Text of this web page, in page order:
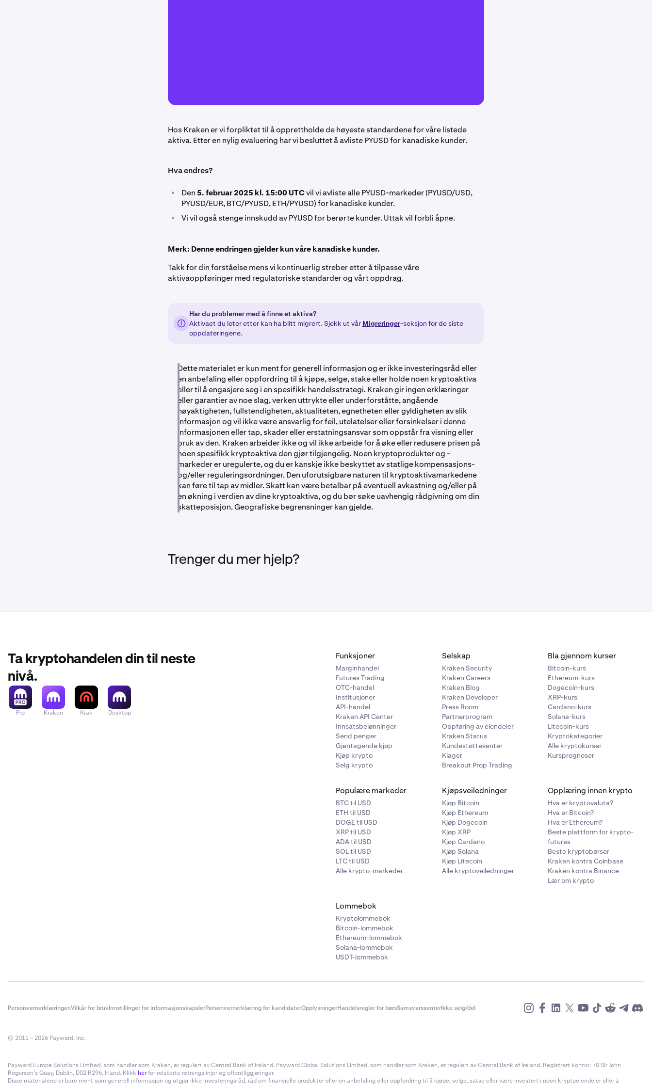
Hos Kraken er vi forpliktet til å opprettholde de høyeste standardene for våre listede
aktiva. Etter en nylig evaluering har vi besluttet å avliste PYUSD for kanadiske kunder.
Hva endres?
• Den 5. februar 2025 kl. 15:00 UTCvil vi avliste alle PYUSD-markeder (PYUSD/USD,
PYUSD/EUR, BTC/PYUSD, ETH/PYUSD) for kanadiske kunder.
• Vi vil også stenge innskudd av PYUSD for berørte kunder. Uttak vil forbli åpne.
Merk: Denne endringen gjelder kun våre kanadiske kunder.
Takk for din forståelse mens vi kontinuerlig streber etter å tilpasse våre
aktivaoppføringer med regulatoriske standarder og vårt oppdrag.
Har du problemer med å finne et aktiva?
Aktivaet du leter etter kan ha blitt migrert. Sjekk ut vår Migreringer-seksjon for de siste
oppdateringene.
Dette materialet er kun ment for generell informasjon og er ikke investeringsråd eller
en anbefaling eller oppfordring til å kjøpe, selge, stake eller holde noen kryptoaktiva
eller til å engasjere seg i en spesifikk handelsstrategi. Kraken gir ingen erklæringer
eller garantier av noe slag, verken uttrykte eller underforståtte, angående
nøyaktigheten, fullstendigheten, aktualiteten, egnetheten eller gyldigheten av slik
informasjon og vil ikke være ansvarlig for feil, utelatelser eller forsinkelser i denne
informasjonen eller tap, skader eller erstatningsansvar som oppstår fra visning eller
bruk av den. Kraken arbeider ikke og vil ikke arbeide for å øke eller redusere prisen på
noen spesifikk kryptoaktiva den gjør tilgjengelig. Noen kryptoprodukter og -
markeder er uregulerte, og du er kanskje ikke beskyttet av statlige kompensasjons-
og/eller reguleringsordninger. Den uforutsigbare naturen til kryptoaktivamarkedene
kan føre til tap av midler. Skatt kan være betalbar på eventuell avkastning og/eller på
en økning i verdien av dine kryptoaktiva, og du bør søke uavhengig rådgivning om din
skatteposisjon. Geografiske begrensninger kan gjelde.
Trenger du mer hjelp?
Ta kryptohandelen din til neste
nivå.
Pro Kraken Krak Desktop
Funksjoner
Marginhandel
Futures Trading
OTC-handel
Institusjoner
API-handel
Kraken API Center
Innsatsbelønninger
Send penger
Gjentagende kjøp
Kjøp krypto
Selg krypto
Selskap
Kraken Security
Kraken Careers
Kraken Blog
Kraken Developer
Press Room
Partnerprogram
Oppføring av eiendeler
Kraken Status
Kundestøttesenter
Klager
Breakout Prop Trading
Bla gjennom kurser
Bitcoin-kurs
Ethereum-kurs
Dogecoin-kurs
XRP-kurs
Cardano-kurs
Solana-kurs
Litecoin-kurs
Kryptokategorier
Alle kryptokurser
Kursprognoser
Populære markeder
BTC til USD
ETH til USD
DOGE til USD
XRP til USD
ADA til USD
SOL til USD
LTC til USD
Alle krypto-markeder
Kjøpsveiledninger
Kjøp Bitcoin
Kjøp Ethereum
Kjøp Dogecoin
Kjøp XRP
Kjøp Cardano
Kjøp Solana
Kjøp Litecoin
Alle kryptoveiledninger
Opplæring innen krypto
Hva er kryptovaluta?
Hva er Bitcoin?
Hva er Ethereum?
Beste plattform for krypto-
futures
Beste kryptobørser
Kraken kontra Coinbase
Kraken kontra Binance
Lær om krypto
Lommebok
Kryptolommebok
Bitcoin-lommebok
Ethereum-lommebok
Solana-lommebok
USDT-lommebok
PersonvernerklæringenVilkår for brukInnstillinger for informasjonskapslerPersonvernerklæring for kandidaterOpplysningerHandelsregler for børsSamsvarssenterIkke selg/del
© 2011 – 2026 Payward, Inc.
Payward Europe Solutions Limited, som handler som Kraken, er regulert av Central Bank of Ireland. Payward Global Solutions Limited, som handler som Kraken, er regulert av Central Bank of Ireland. Registrert kontor: 70 Sir John
Rogerson’s Quay, Dublin, D02 R296, Irland. Klikk herfor relaterte retningslinjer og offentliggjøringer.
Disse materialene er bare ment som generell informasjon og utgjør ikke investeringsråd, råd om finansielle produkter eller en anbefaling eller oppfordring til å kjøpe, selge, satse eller være investert i noen kryptoeiendeler eller å